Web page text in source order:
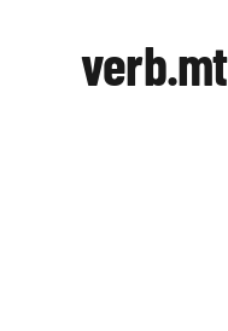
verb.mt